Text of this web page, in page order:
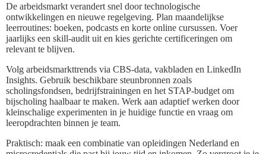
De arbeidsmarkt verandert snel door technologische
ontwikkelingen en nieuwe regelgeving. Plan maandelijkse
leerroutines: boeken, podcasts en korte online cursussen. Voer
jaarlijks een skill-audit uit en kies gerichte certificeringen om
relevant te blijven.
Volg arbeidsmarkttrends via CBS-data, vakbladen en LinkedIn
Insights. Gebruik beschikbare steunbronnen zoals
scholingsfondsen, bedrijfstrainingen en het STAP-budget om
bijscholing haalbaar te maken. Werk aan adaptief werken door
kleinschalige experimenten in je huidige functie en vraag om
leeropdrachten binnen je team.
Praktisch: maak een combinatie van opleidingen Nederland en